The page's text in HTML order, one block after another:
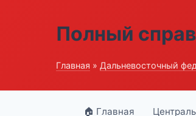
Полный
Главная » Дальневосточный
🏠 Главная